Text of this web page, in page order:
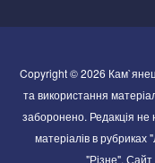
Copyright © 2026
та використання
заборонено. Редакція не
матеріалів в
"Різне". Сайт